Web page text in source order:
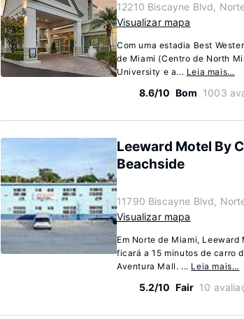
12210 Biscayne Blvd,
Visualizar mapa
Com uma estadia Best
de Miami (Centro de North
University e a... Leia mais…
8.6/10 Bom 1003
Leeward Motel By
Beachside
11790 Biscayne Blvd,
Visualizar mapa
Em Norte de Miami,
ficará a 15 minutos de carro
Aventura Mall. ... Leia mais…
5.2/10 Fair 10